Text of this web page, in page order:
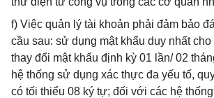
f) Việc quản lý tài khoản phải đảm bảo
cầu sau: sử dụng mật khẩu duy nhất cho
thay đổi mật khẩu định kỳ 01 lần/ 02
hệ thống sử dụng xác thực đa yếu tố,
có tối thiểu 08 ký tự; đối với các hệ